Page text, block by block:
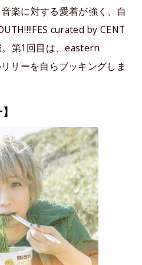
楽に対する愛着が強く、自
curated by CENT
第1回目は、eastern
リーを自らブッキングしま